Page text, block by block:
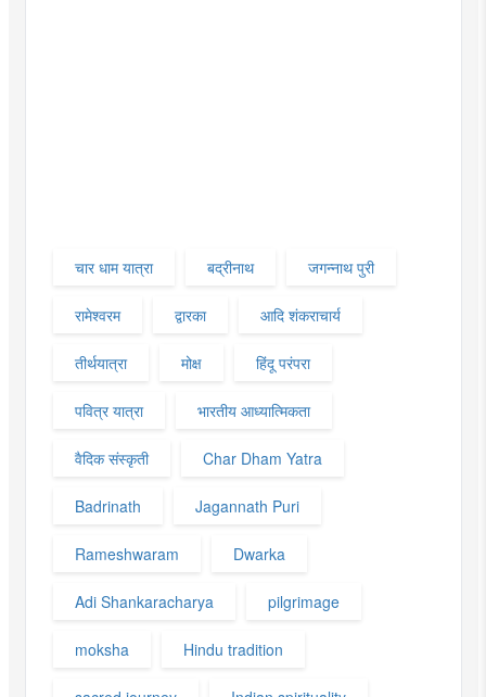
चार धाम यात्रा बद्रीनाथ जगन्नाथ पुरी
रामेश्वरम द्वारका आदि शंकराचार्य
तीर्थयात्रा मोक्ष हिंदू परंपरा
पवित्र यात्रा भारतीय आध्यात्मिकता
वैदिक संस्कृती Char Dham Yatra
Badrinath Jagannath Puri
Rameshwaram Dwarka
Adi Shankaracharya pilgrimage
moksha Hindu tradition